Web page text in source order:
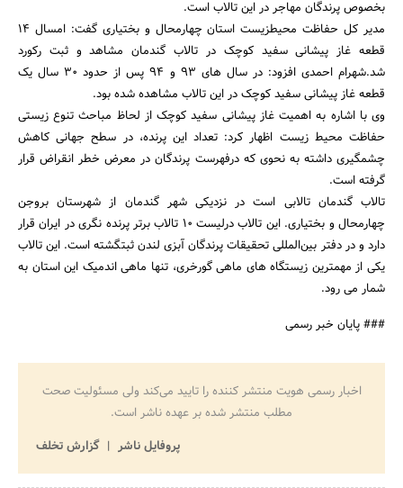
بخصوص پرندگان مهاجر در این تالاب است.
مدیر کل حفاظت محیطزیست استان چهارمحال و بختیاری گفت: امسال 14
قطعه غاز پیشانی سفید کوچک در تالاب گندمان مشاهد و ثبت رکورد
شد.شهرام احمدی افزود: در سال های 93 و 94 پس از حدود 30 سال یک
قطعه غاز پیشانی سفید کوچک در این تالاب مشاهده شده بود.
وی با اشاره به اهمیت غاز پیشانی سفید کوچک از لحاظ مباحث تنوع زیستی
حفاظت محیط زیست اظهار کرد: تعداد این پرنده، در سطح جهانی کاهش
چشمگیری داشته به نحوی که درفهرست پرندگان در معرض خطر انقراض قرار
گرفته است.
تالاب گندمان تالابی است در نزدیکی شهر گندمان از شهرستان بروجن
چهارمحال و بختیاری. این تالاب درلیست ۱۰ تالاب برتر پرنده نگری در ایران قرار
دارد و در دفتر بین‌المللی تحقیقات پرندگان آبزی لندن ثبتگشته است. این تالاب
یکی از مهمترین زیستگاه های ماهی گورخری، تنها ماهی اندمیک این استان به
شمار می رود.
### پایان خبر رسمی
اخبار رسمی هویت منتشر کننده را تایید می‌کند ولی مسئولیت صحت
مطلب منتشر شده بر عهده ناشر است.
پروفایل ناشر
گزارش تخلف